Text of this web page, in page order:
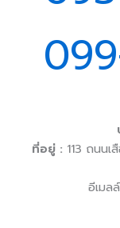
ที่อยู่ : 113 ถนน
อีเมล